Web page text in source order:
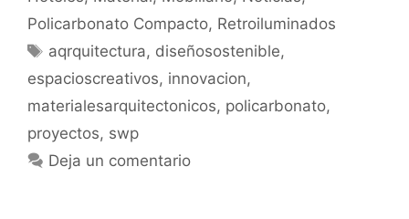
Policarbonato Compacto, Retroiluminados
aqrquitectura, diseñosostenible,
espacioscreativos, innovacion,
materialesarquitectonicos, policarbonato,
proyectos, swp
Deja un comentario